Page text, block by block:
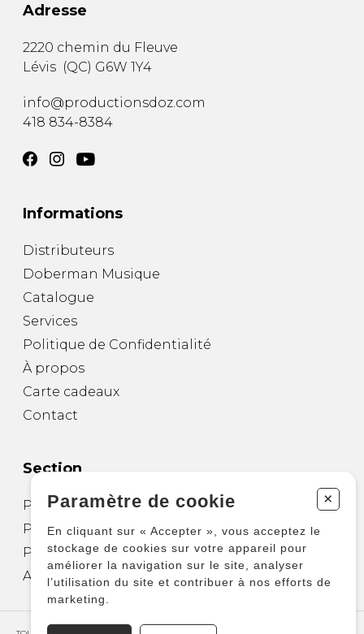
Adresse
2220 chemin du Fleuve
Lévis (QC) G6W 1Y4
info@productionsdoz.com
418 834-8384
Informations
Distributeurs
Doberman Musique
Catalogue
Services
Politique de Confidentialité
À propos
Carte cadeaux
Contact
Section
Partitions pour guitare
Partitions pour autres instruments
Partitions pour ensembles
Autres produits
Paramètre de cookie +
En cliquant sur « Accepter », vous acceptez le
stockage de cookies sur votre appareil pour
améliorer la navigation sur le site, analyser
l’utilisation du site et contribuer à nos efforts de
marketing.